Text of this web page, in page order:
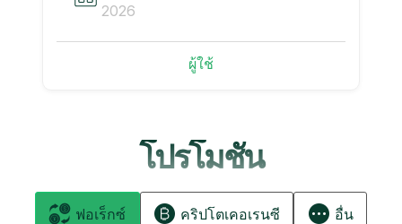
2026
ผู้ใช้
โปรโมชั่น
ฟอเร็กซ์ คริปโตเคอเรนซี อื่น